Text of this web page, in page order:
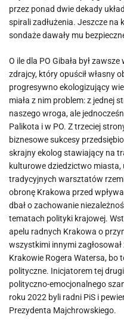
przez ponad dwie dekady
spirali zadłużenia. Jeszcze
sondaże dawały mu
O ile dla PO Gibała był
zdrajcy, który opuścił własny
progresywno ekologizujący
miała z nim problem: z jednej
naszego wroga, ale
Palikota i w PO. Z trzeciej
biznesowe sukcesy
skrajny ekolog stawiający na
kulturowe dziedzictwo miasta,
tradycyjnych warsztatów
obronę Krakowa przed
dbał o zachowanie
tematach polityki krajowej.
apelu radnych Krakowa o
wszystkimi innymi
Krakowie Rogera Watersa, bo
polityczne. Inicjatorem tej
polityczno-emocjonalnego
roku 2022 byli radni PiS i
Prezydenta Majchrowskiego.